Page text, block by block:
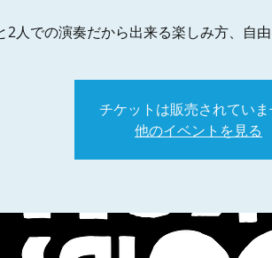
2人での演奏だから出来る楽しみ方、自
チケットは販売されてい
他のイベントを見る